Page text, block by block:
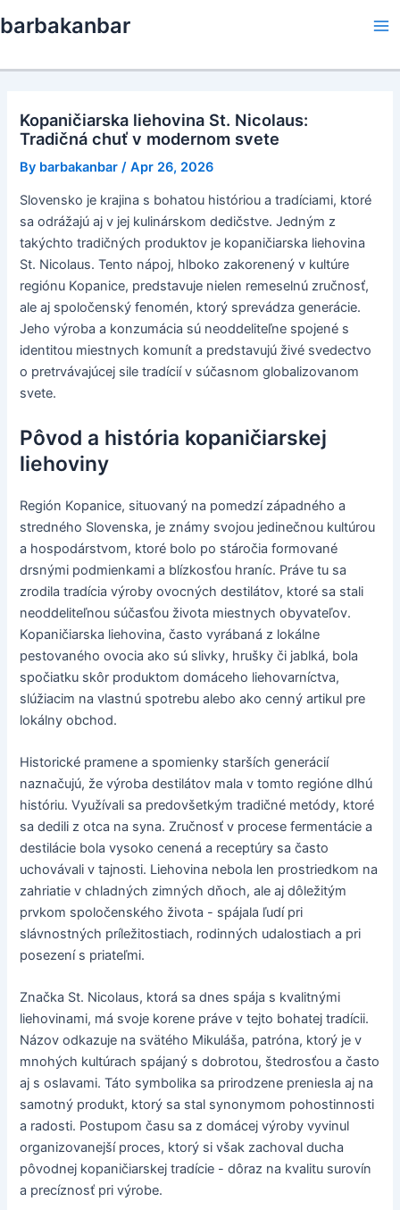
to
barbakanbar
Kopaničiarska liehovina St. Nicolaus:
Tradičná chuť v modernom svete
By barbakanbar /Apr 26, 2026
Slovensko je krajina s bohatou históriou a tradíciami, ktoré
sa odrážajú aj v jej kulinárskom dedičstve. Jedným z
takýchto tradičných produktov je kopaničiarska liehovina
St. Nicolaus. Tento nápoj, hlboko zakorenený v kultúre
regiónu Kopanice, predstavuje nielen remeselnú zručnosť,
ale aj spoločenský fenomén, ktorý sprevádza generácie.
Jeho výroba a konzumácia sú neoddeliteľne spojené s
identitou miestnych komunít a predstavujú živé svedectvo
o pretrvávajúcej sile tradícií v súčasnom globalizovanom
svete.
Pôvod a história kopaničiarskej
liehoviny
Región Kopanice, situovaný na pomedzí západného a
stredného Slovenska, je známy svojou jedinečnou kultúrou
a hospodárstvom, ktoré bolo po stáročia formované
drsnými podmienkami a blízkosťou hraníc. Práve tu sa
zrodila tradícia výroby ovocných destilátov, ktoré sa stali
neoddeliteľnou súčasťou života miestnych obyvateľov.
Kopaničiarska liehovina, často vyrábaná z lokálne
pestovaného ovocia ako sú slivky, hrušky či jablká, bola
spočiatku skôr produktom domáceho liehovarníctva,
slúžiacim na vlastnú spotrebu alebo ako cenný artikul pre
lokálny obchod.
Historické pramene a spomienky starších generácií
naznačujú, že výroba destilátov mala v tomto regióne dlhú
históriu. Využívali sa predovšetkým tradičné metódy, ktoré
sa dedili z otca na syna. Zručnosť v procese fermentácie a
destilácie bola vysoko cenená a receptúry sa často
uchovávali v tajnosti. Liehovina nebola len prostriedkom na
zahriatie v chladných zimných dňoch, ale aj dôležitým
prvkom spoločenského života - spájala ľudí pri
slávnostných príležitostiach, rodinných udalostiach a pri
posezení s priateľmi.
Značka St. Nicolaus, ktorá sa dnes spája s kvalitnými
liehovinami, má svoje korene práve v tejto bohatej tradícii.
Názov odkazuje na svätého Mikuláša, patróna, ktorý je v
mnohých kultúrach spájaný s dobrotou, štedrosťou a často
aj s oslavami. Táto symbolika sa prirodzene preniesla aj na
samotný produkt, ktorý sa stal synonymom pohostinnosti
a radosti. Postupom času sa z domácej výroby vyvinul
organizovanejší proces, ktorý si však zachoval ducha
pôvodnej kopaničiarskej tradície - dôraz na kvalitu surovín
a precíznosť pri výrobe.